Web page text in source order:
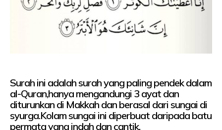
Surah ini adalah surah yang paling pendek dalam
al-Quran,hanya mengandungi 3 ayat dan
diturunkan di Makkah dan berasal dari sungai di
syurga.Kolam sungai ini diperbuat daripada batu
permata yang indah dan cantik.